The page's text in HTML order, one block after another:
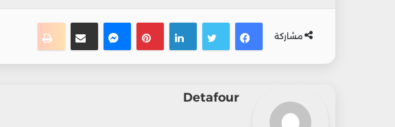
مشاركة
فيسبوك
تويتر لينكدإنبينتيريست
ماسنجرمشاركة عبر البريدطباعة
Detafour